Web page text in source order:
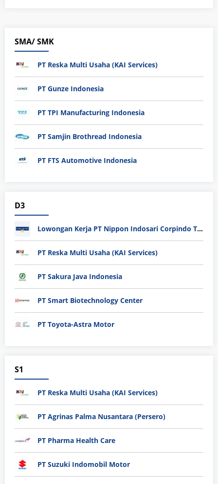
SMA/ SMK
PT Reska Multi Usaha (KAI Services)
PT Gunze Indonesia
PT TPI Manufacturing Indonesia
PT Samjin Brothread Indonesia
PT FTS Automotive Indonesia
D3
Lowongan Kerja PT Nippon Indosari Corpindo Tbk. Bulan Agustus 2026
PT Reska Multi Usaha (KAI Services)
PT Sakura Java Indonesia
PT Smart Biotechnology Center
PT Toyota-Astra Motor
S1
PT Reska Multi Usaha (KAI Services)
PT Agrinas Palma Nusantara (Persero)
PT Pharma Health Care
PT Suzuki Indomobil Motor